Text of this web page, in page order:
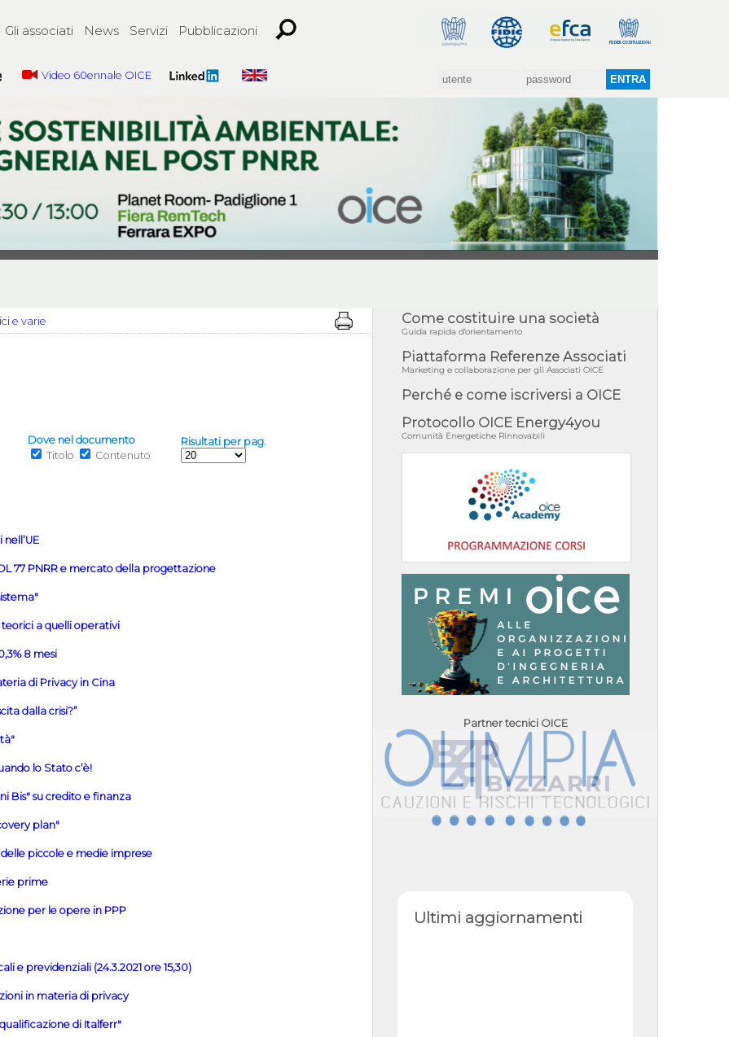
Gli associati News Servizi Pubblicazioni
Video 60ennale OICE
e varie
Dove nel documento
Titolo
Contenuto
Risultati per pag.
77 PNRR e mercato della progettazione
teorici a quelli operativi
8 mesi
di Privacy in Cina
dalla crisi?”
lo Stato c’è!
Bis" su credito e finanza
plan"
piccole e medie imprese
prime
per le opere in PPP
e previdenziali (24.3.2021 ore 15,30)
in materia di privacy
di Italferr"
Come costituire una società
Guida rapida d'orientamento
Piattaforma Referenze Associati
Marketing e collaborazione per gli Associati OICE
Perché e come iscriversi a OICE
Protocollo OICE Energy4you
Comunità Energetiche Rinnovabili
Partner tecnici OICE
Ultimi aggiornamenti